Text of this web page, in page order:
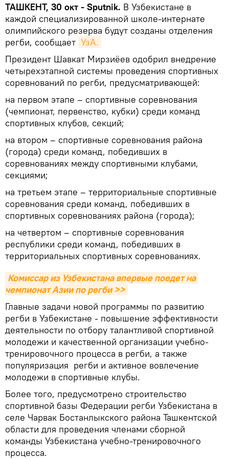
ТАШКЕНТ, 30 окт - Sputnik. В Узбекистане в
каждой специализированной школе-интернате
олимпийского резерва будут созданы отделения
регби, сообщает УзА.
Президент Шавкат Мирзиёев одобрил внедрение
четырехэтапной системы проведения спортивных
соревнований по регби, предусматривающей:
на первом этапе – спортивные соревнования
(чемпионат, первенство, кубки) среди команд
спортивных клубов, секций;
на втором – спортивные соревнования района
(города) среди команд, победивших в
соревнованиях между спортивными клубами,
секциями;
на третьем этапе – территориальные спортивные
соревнования среди команд, победивших в
спортивных соревнованиях района (города);
на четвертом – спортивные соревнования
республики среди команд, победивших в
территориальных спортивных соревнованиях.
Комиссар из Узбекистана впервые поедет на
чемпионат Азии по регби >>
Главные задачи новой программы по развитию
регби в Узбекистане - повышение эффективности
деятельности по отбору талантливой спортивной
молодежи и качественной организации учебно-
тренировочного процесса в регби, а также
популяризация регби и активное вовлечение
молодежи в спортивные клубы.
Более того, предусмотрено строительство
спортивной базы Федерации регби Узбекистана в
селе Чарвак Бостанлыкского района Ташкентской
области для проведения членами сборной
команды Узбекистана учебно-тренировочного
процесса.